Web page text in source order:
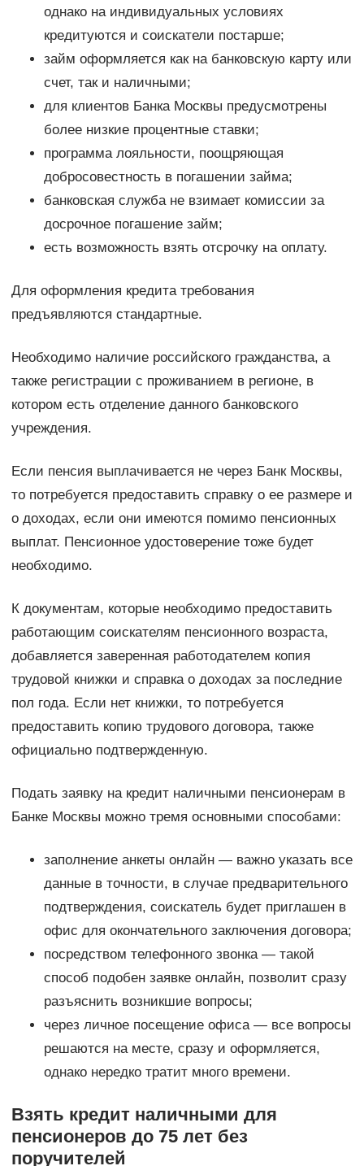
однако на индивидуальных условиях
кредитуются и соискатели постарше;
займ оформляется как на банковскую карту или
счет, так и наличными;
для клиентов Банка Москвы предусмотрены
более низкие процентные ставки;
программа лояльности, поощряющая
добросовестность в погашении займа;
банковская служба не взимает комиссии за
досрочное погашение займ;
есть возможность взять отсрочку на оплату.
Для оформления кредита требования
предъявляются стандартные.
Необходимо наличие российского гражданства, а
также регистрации с проживанием в регионе, в
котором есть отделение данного банковского
учреждения.
Если пенсия выплачивается не через Банк Москвы,
то потребуется предоставить справку о ее размере и
о доходах, если они имеются помимо пенсионных
выплат. Пенсионное удостоверение тоже будет
необходимо.
К документам, которые необходимо предоставить
работающим соискателям пенсионного возраста,
добавляется заверенная работодателем копия
трудовой книжки и справка о доходах за последние
пол года. Если нет книжки, то потребуется
предоставить копию трудового договора, также
официально подтвержденную.
Подать заявку на кредит наличными пенсионерам в
Банке Москвы можно тремя основными способами:
заполнение анкеты онлайн — важно указать все
данные в точности, в случае предварительного
подтверждения, соискатель будет приглашен в
офис для окончательного заключения договора;
посредством телефонного звонка — такой
способ подобен заявке онлайн, позволит сразу
разъяснить возникшие вопросы;
через личное посещение офиса — все вопросы
решаются на месте, сразу и оформляется,
однако нередко тратит много времени.
Взять кредит наличными для
пенсионеров до 75 лет без
поручителей